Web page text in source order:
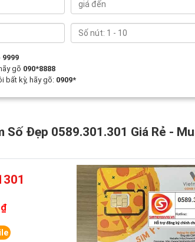
9999
hãy gõ 090*8888
bất kỳ, hãy gõ: 0909*
Số Đẹp 0589.301.301 Giá Rẻ -